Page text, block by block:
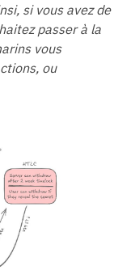
si vous avez de
passer à la
vous
ou